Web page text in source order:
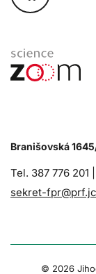
Branišovská
Tel. 387 776 201 |
sekret-
© 2026